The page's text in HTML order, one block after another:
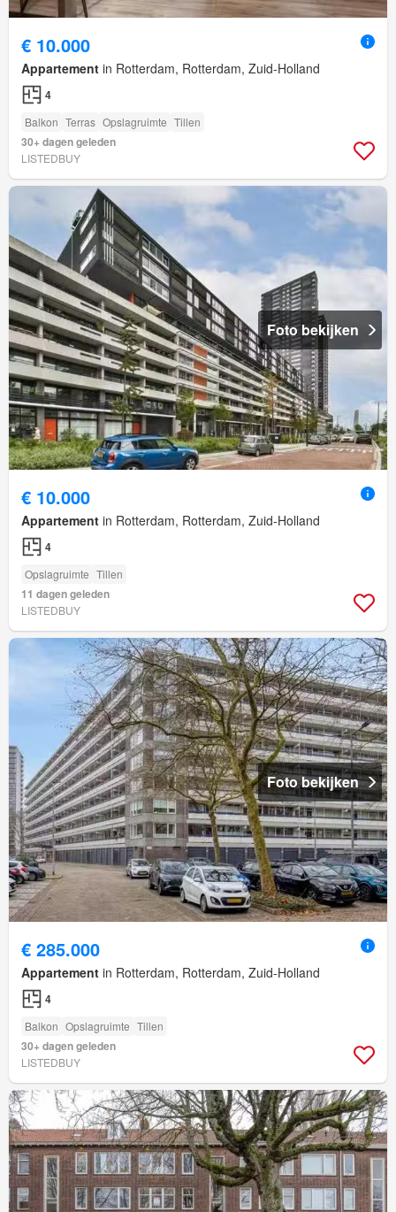
€ 10.000
Appartement in Rotterdam, Rotterdam, Zuid-Holland
4
Balkon Terras Opslagruimte Tillen
30+ dagen geleden
LISTEDBUY
Foto bekijken
€ 10.000
Appartement in Rotterdam, Rotterdam, Zuid-Holland
4
Opslagruimte Tillen
11 dagen geleden
LISTEDBUY
Foto bekijken
€ 285.000
Appartement in Rotterdam, Rotterdam, Zuid-Holland
4
Balkon Opslagruimte Tillen
30+ dagen geleden
LISTEDBUY